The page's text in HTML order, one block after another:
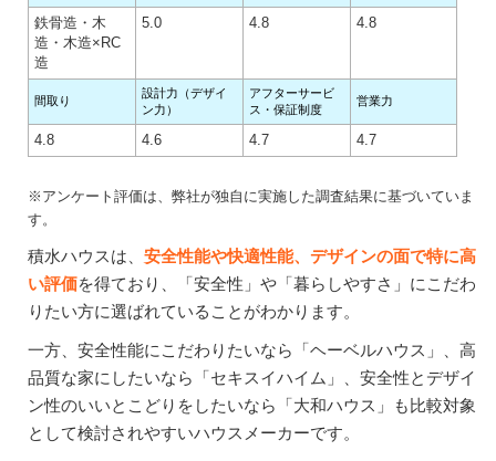
鉄骨造・木
造・木造×RC
造
5.0 4.8 4.8
間取り
設計力（デザイ
ン力）
アフターサービ
ス・保証制度
営業力
4.8 4.6 4.7 4.7
※アンケート評価は、弊社が独自に実施した調査結果に基づいていま
す。
積水ハウスは、 安全性能や快適性能、デザインの面で特に高
い評価を得ており、「安全性」や「暮らしやすさ」にこだわ
りたい方に選ばれていることがわかります。
一方、安全性能にこだわりたいなら「ヘーベルハウス」、高
品質な家にしたいなら「セキスイハイム」、安全性とデザイ
ン性のいいとこどりをしたいなら「大和ハウス」も比較対象
として検討されやすいハウスメーカーです。